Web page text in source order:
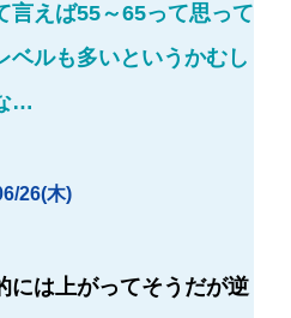
言えば55～65って思って
ベルも多いというかむし
…
26(木)
には上がってそうだが逆